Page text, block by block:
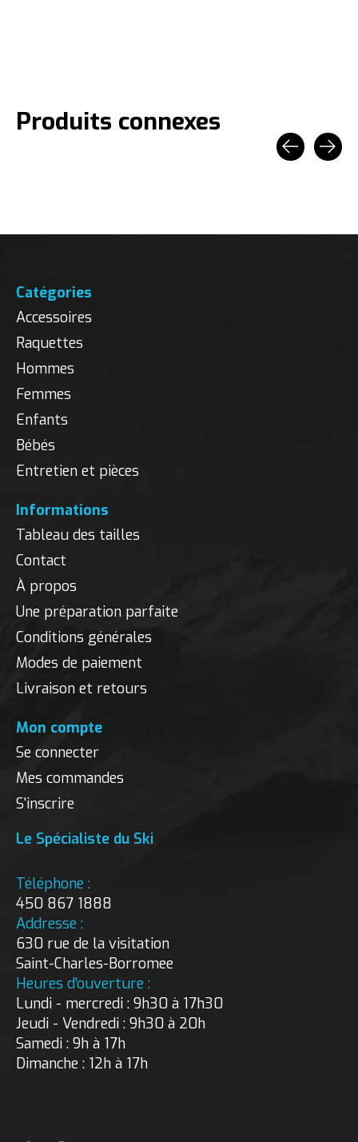
Produits connexes
Catégories
Accessoires
Raquettes
Hommes
Femmes
Enfants
Bébés
Entretien et pièces
Informations
Tableau des tailles
Contact
À propos
Une préparation parfaite
Conditions générales
Modes de paiement
Livraison et retours
Mon compte
Se connecter
Mes commandes
S'inscrire
Le Spécialiste du Ski
Téléphone :
450 867 1888
Addresse :
630 rue de la visitation
Saint-Charles-Borromee
Heures d’ouverture :
Lundi - mercredi : 9h30 à 17h30
Jeudi - Vendredi : 9h30 à 20h
Samedi : 9h à 17h
Dimanche : 12h à 17h